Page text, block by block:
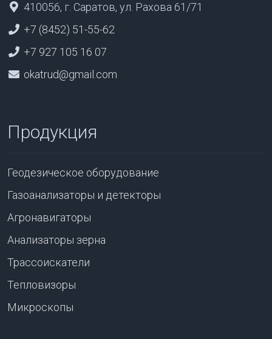
410056, г. Саратов, ул. Рахова 61/71
+7 (8452) 51-55-62
+7 927 105 16 07
okatrud@gmail.com
Продукция
Геодезическое оборудование
Газоанализаторы и детекторы
Агронавигаторы
Анализаторы зерна
Трассоискатели
Тепловизоры
Микроскопы